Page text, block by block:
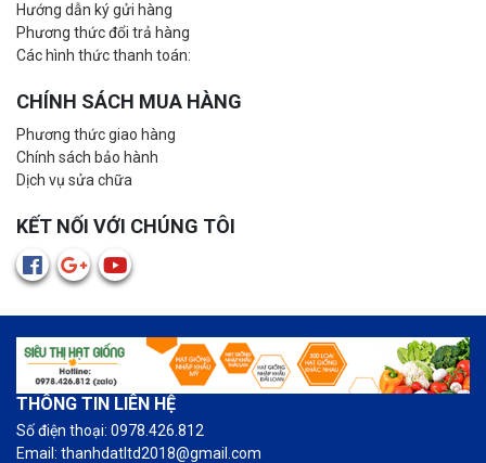
Hướng dẫn ký gửi hàng
Phương thức đổi trả hàng
Các hình thức thanh toán:
CHÍNH SÁCH MUA HÀNG
Phương thức giao hàng
Chính sách bảo hành
Dịch vụ sửa chữa
KẾT NỐI VỚI CHÚNG TÔI
THÔNG TIN LIÊN HỆ
Số điện thoại: 0978.426.812
Email: thanhdatltd2018@gmail.com